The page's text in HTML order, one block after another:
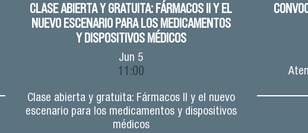
CLASE ABIERTA Y GRATUITA: FÁRMACOS II Y EL
NUEVO ESCENARIO PARA LOS MEDICAMENTOS
Y DISPOSITIVOS MÉDICOS
Jun 5
11:00
Clase abierta y gratuita: Fármacos II y el nuevo
escenario para los medicamentos y dispositivos
médicos